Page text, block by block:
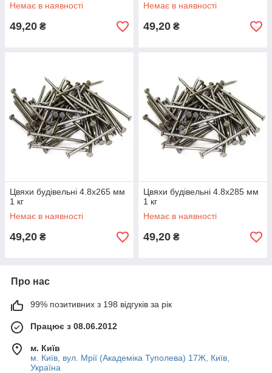
Немає в наявності
49,20 ₴
Немає в наявності
49,20 ₴
Цвяхи будівельні 4.8х265 мм
1 кг
Немає в наявності
49,20 ₴
Цвяхи будівельні 4.8х285 мм
1 кг
Немає в наявності
49,20 ₴
Про нас
99% позитивних з 198 відгуків за рік
Працює з 08.06.2012
м. Київ
м. Київ, вул. Мрії (Академіка Туполева) 17Ж, Київ,
Україна